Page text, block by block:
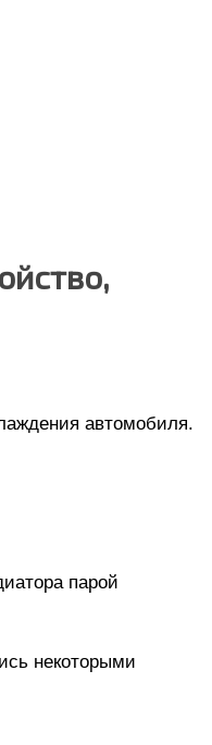
автомобиля.
парой
некоторыми